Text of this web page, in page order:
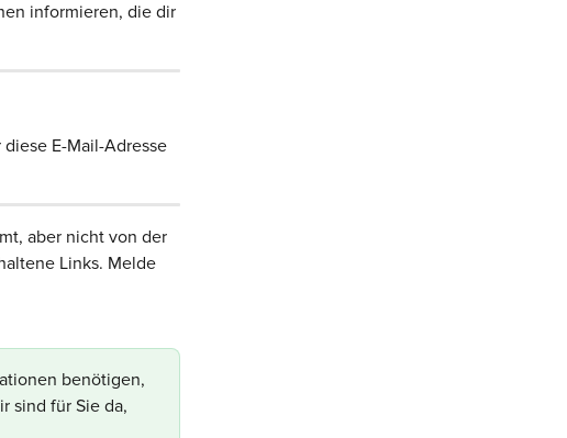
informieren, die dir
E-Mail-Adresse
aber nicht von der
Links. Melde
benötigen,
sind für Sie da,